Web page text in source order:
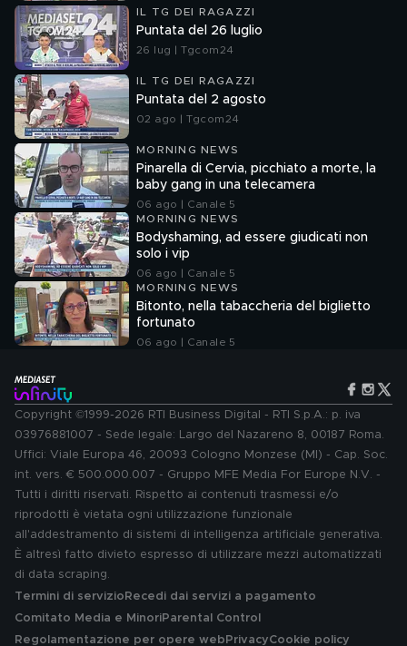
IL TG DEI RAGAZZI
Puntata del 26 luglio
26 lug | Tgcom24
IL TG DEI RAGAZZI
Puntata del 2 agosto
02 ago | Tgcom24
MORNING NEWS
Pinarella di Cervia, picchiato a morte, la
baby gang in una telecamera
06 ago | Canale 5
MORNING NEWS
Bodyshaming, ad essere giudicati non
solo i vip
06 ago | Canale 5
MORNING NEWS
Bitonto, nella tabaccheria del biglietto
fortunato
06 ago | Canale 5
Copyright ©1999-2026 RTI Business Digital - RTI S.p.A.: p. iva
03976881007 - Sede legale: Largo del Nazareno 8, 00187 Roma.
Uffici: Viale Europa 46, 20093 Cologno Monzese (MI) - Cap. Soc.
int. vers. € 500.000.007 - Gruppo MFE Media For Europe N.V. -
Tutti i diritti riservati. Rispetto ai contenuti trasmessi e/o
riprodotti è vietata ogni utilizzazione funzionale
all'addestramento di sistemi di intelligenza artificiale generativa.
È altresì fatto divieto espresso di utilizzare mezzi automatizzati
di data scraping.
Termini di servizio Recedi dai servizi a pagamento
Comitato Media e MinoriParental Control
Regolamentazione per opere web PrivacyCookie policy